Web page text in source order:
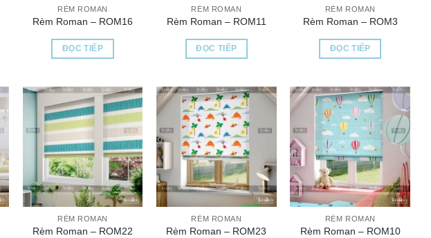
RÈM ROMAN
Rèm Roman – ROM16
ĐỌC TIẾP
RÈM ROMAN
Rèm Roman – ROM11
ĐỌC TIẾP
RÈM ROMAN
Rèm Roman – ROM3
ĐỌC TIẾP
RÈM ROMAN
Rèm Roman – ROM22
RÈM ROMAN
Rèm Roman – ROM23
RÈM ROMAN
Rèm Roman – ROM10